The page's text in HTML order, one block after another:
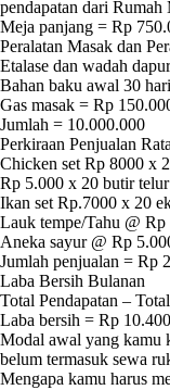
pendapatan dari Rumah
Meja panjang = Rp
Peralatan Masak dan
Etalase dan wadah
Bahan baku awal 30
Gas masak = Rp
Jumlah = 10.000.000
Perkiraan Penjualan
Chicken set Rp 8000 x
Rp 5.000 x 20 butir
Ikan set Rp.7000 x 20
Lauk tempe/Tahu @
Aneka sayur @ Rp
Jumlah penjualan = Rp
Laba Bersih Bulanan
Total Pendapatan –
Laba bersih = Rp
Modal awal yang kamu
belum termasuk sewa
Mengapa kamu harus